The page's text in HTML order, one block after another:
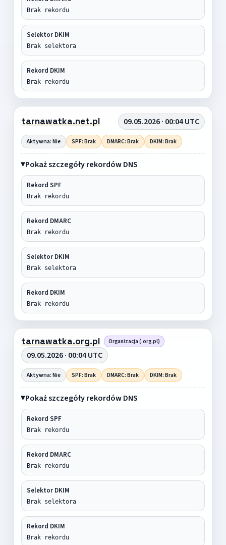
Brak rekordu
Selektor DKIM
Brak selektora
Rekord DKIM
Brak rekordu
tarnawatka.net.pl 09.05.2026 · 00:04 UTC
Aktywna: Nie SPF: Brak DMARC: Brak DKIM: Brak
Pokaż szczegóły rekordów DNS
Rekord SPF
Brak rekordu
Rekord DMARC
Brak rekordu
Selektor DKIM
Brak selektora
Rekord DKIM
Brak rekordu
tarnawatka.org.pl Organizacja (.org.pl)
09.05.2026 · 00:04 UTC
Aktywna: Nie SPF: Brak DMARC: Brak DKIM: Brak
Pokaż szczegóły rekordów DNS
Rekord SPF
Brak rekordu
Rekord DMARC
Brak rekordu
Selektor DKIM
Brak selektora
Rekord DKIM
Brak rekordu